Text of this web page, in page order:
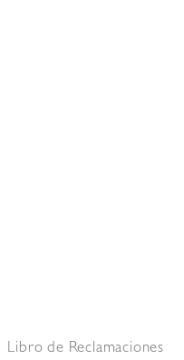
Libro de Reclamaciones